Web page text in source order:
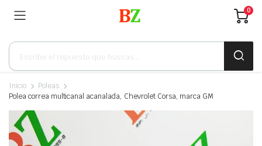
0
Búsqueda
productos
Inicio
Poleas
Polea correa multicanal acanalada, Chevrolet Corsa, marca GM